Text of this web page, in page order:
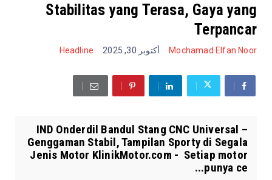
Stabilitas yang Terasa, Gaya yang
Terpancar
Mochamad Elfan Noor أكتوبر 30, 2025 Headline
IND Onderdil Bandul Stang CNC Universal –
Genggaman Stabil, Tampilan Sporty di Segala
Jenis Motor KlinikMotor.com - Setiap motor
punya ce...